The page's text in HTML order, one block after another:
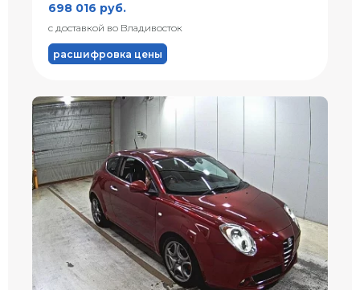
698 016 руб.
с доставкой во Владивосток
расшифровка цены